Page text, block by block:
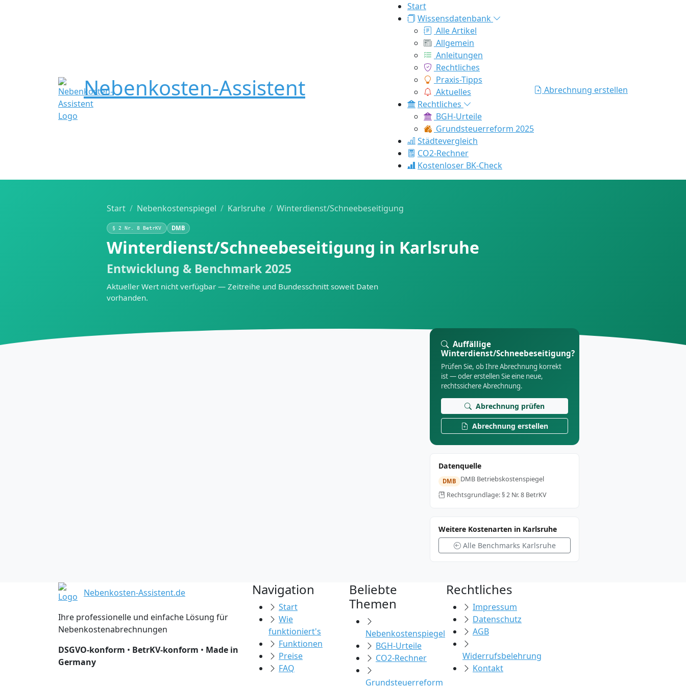
Nebenkosten-Assistent
Start
Wissensdatenbank
Alle Artikel
Allgemein
Anleitungen
Rechtliches
Praxis-Tipps
Aktuelles
Rechtliches
BGH-Urteile
Grundsteuerreform 2025
Städtevergleich
CO2-Rechner
Kostenloser BK-Check
Abrechnung erstellen
Start Nebenkostenspiegel Karlsruhe Winterdienst/Schneebeseitigung
§ 2 Nr. 8 BetrKV DMB
Winterdienst/Schneebeseitigung in Karlsruhe
Entwicklung & Benchmark 2025
Aktueller Wert nicht verfügbar — Zeitreihe und Bundesschnitt soweit Daten
vorhanden.
Auffällige
Winterdienst/Schneebeseitigung?
Prüfen Sie, ob Ihre Abrechnung korrekt
ist — oder erstellen Sie eine neue,
rechtssichere Abrechnung.
Abrechnung prüfen
Abrechnung erstellen
Datenquelle
DMB DMB Betriebskostenspiegel
Rechtsgrundlage: § 2 Nr. 8 BetrKV
Weitere Kostenarten in Karlsruhe
Alle Benchmarks Karlsruhe
Nebenkosten-Assistent.de
Ihre professionelle und einfache Lösung für
Nebenkostenabrechnungen
DSGVO-konform • BetrKV-konform • Made in
Germany
Navigation
Start
Wie
funktioniert's
Funktionen
Preise
FAQ
Beliebte
Themen
Nebenkostenspiegel
BGH-Urteile
CO2-Rechner
Grundsteuerreform
Rechtliches
Impressum
Datenschutz
AGB
Widerrufsbelehrung
Kontakt